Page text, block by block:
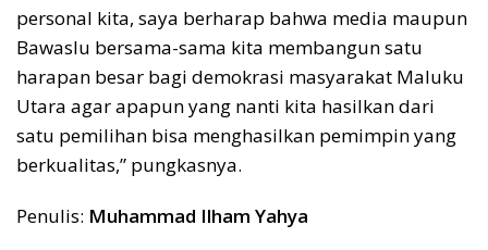
personal kita, saya berharap bahwa media maupun
Bawaslu bersama-sama kita membangun satu
harapan besar bagi demokrasi masyarakat Maluku
Utara agar apapun yang nanti kita hasilkan dari
satu pemilihan bisa menghasilkan pemimpin yang
berkualitas,” pungkasnya.
Penulis: Muhammad Ilham Yahya